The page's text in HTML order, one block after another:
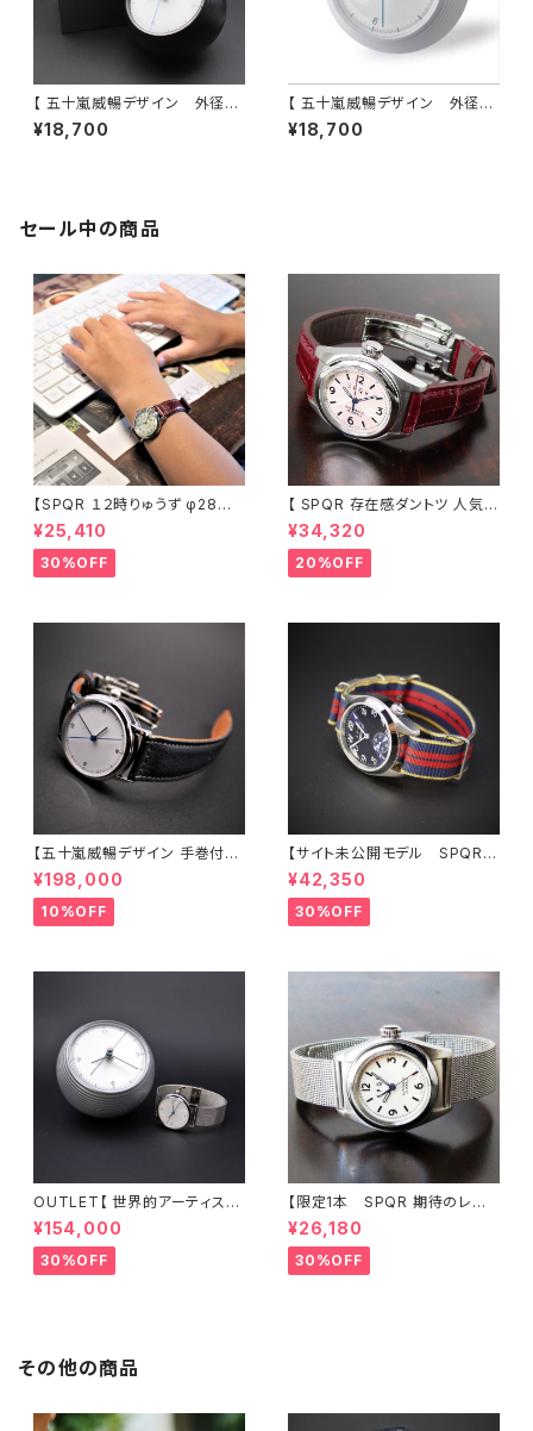
【 五十嵐威暢デザイン 外径φ1
0cm 卓上置時計 】 静かに廻
るブルー天秤秒針スイープ運針
¥18,700
【 五十嵐威暢デザイン 外径φ1
0cm 卓上置時計 】 静かに廻
るブルー天秤秒針スイープ運針
¥18,700
セール中の商品
【SPQR １２時りゅうず φ28m
m絶妙サイズ ・ THE SPQR
のコンセプトを踏襲 シンプル・レ
トロ 懐かしいデザイン】 SP
QR Ｕｂｕｄ-Ｑ × シルバー文
¥25,410
30%OFF
【 SPQR 存在感ダントツ 人気の
１２時りゅうず 手巻付自動巻
機械式】 Ｕｂｕｄ機械式 アイ
ボリー文字盤 × 臙脂色・最高級
クロコダイル・SS三つ折れバッ
¥34,320
20%OFF
【五十嵐威暢デザイン 手巻付自
動巻 earth watch+稲穂・蜻蛉
・有田焼コラボレーション】 ブル
ー天秤秒針の白文字盤 × SOM
ES別注・国産高級車シート革ベ
¥198,000
10%OFF
【サイト未公開モデル SPQR
人気の高い機械式 手巻付自動
巻スモールセコンド Ventuno
ss ネイビー文字盤 × 英
国メーカー直輸入MOD#11ナイ
¥42,350
30%OFF
OUTLET【 世界的アーティスト
五十嵐威暢デザイン 手巻付自
動巻 earth watch 】 ブルー
天秤秒針が象徴的な機械式×ス
テンレスメッシュ 白
¥154,000
30%OFF
【限定1本 SPQR 期待のレディ
ス 小型サイズのシンプルデザイ
ンで使い易さに徹した手巻付自
動巻機械式】 Ventuno fs
ーｘ アイボリー文字盤×ステン
¥26,180
30%OFF
その他の商品